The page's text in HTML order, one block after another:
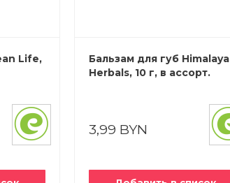
Life,
Бальзам для губ Himalaya
Herbals, 10 г, в ассорт.
3,99 BYN